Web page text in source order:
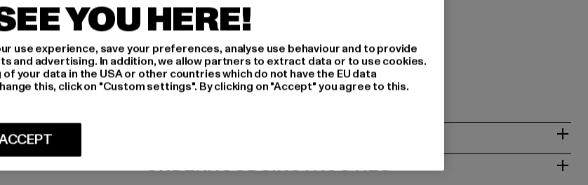
Art.Nr: 6030153-00711
Fabrikant: Urban Styles Agency GmbH & Co. KG |
agentur@urbanstylesagency.com
Schanzenstraße 41 | 51063 Köln | DE
ONDERHOUDSINSTRUCTIES
YOU HERE!
use experience, save your preferences, analyse use behaviour and to provide
and advertising. In addition, we allow partners to extract data or to use cookies.
your data in the USA or other countries which do not have the EU data
this, click on "Custom settings". By clicking on "Accept" you agree to this.